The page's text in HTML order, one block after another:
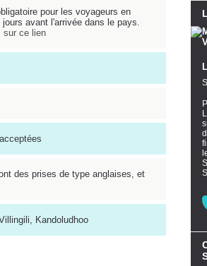
pour les voyageurs en
avant l'arrivée dans le pays.
sur ce lien
des prises de type anglaises, et
Kandoludhoo